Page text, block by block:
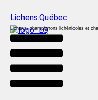
Lichens.Québec
Lichens, champignons lichénicoles et
Menu